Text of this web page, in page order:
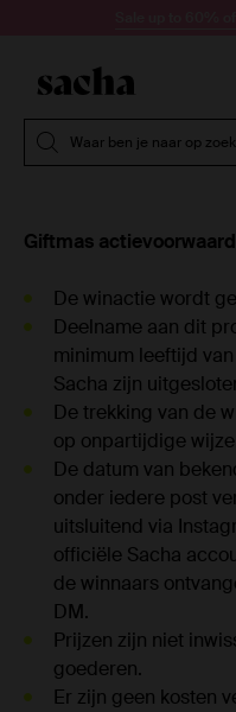
Waar ben je naar op
Giftmas
De winactie wordt
Deelname aan dit
minimum leeftijd
Sacha zijn
De trekking van de
op onpartijdige
De datum van
onder iedere post
uitsluitend via
officiële Sacha
de winnaars
DM.
Prijzen zijn niet
goederen.
Er zijn geen kosten